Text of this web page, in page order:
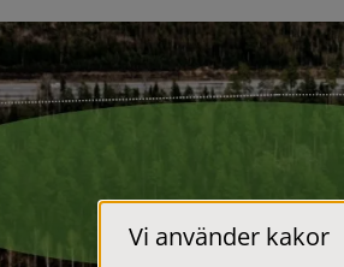
Vi använder kakor